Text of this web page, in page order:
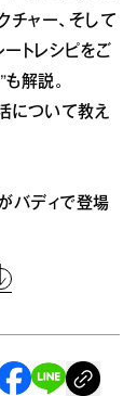
ャー、そして
トレシピをご
解説。
について教え
バディで登場